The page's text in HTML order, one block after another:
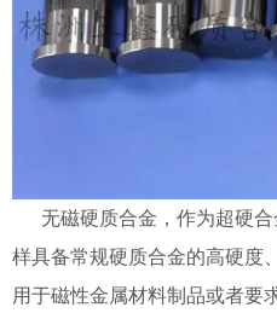
无磁硬质合金，作为超硬合
样具备常规硬质合金的高硬度
用于磁性金属材料制品或者要